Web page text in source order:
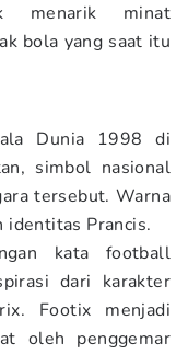
menarik minat
bola yang saat itu
Dunia 1998 di
simbol nasional
tersebut. Warna
identitas Prancis.
kata football
dari karakter
Footix menjadi
oleh penggemar